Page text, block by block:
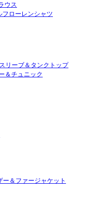
ウス
フローレンシャツ
リーブ＆タンクトップ
＆チュニック
ー＆ファージャケット